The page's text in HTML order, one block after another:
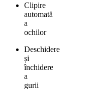
Clipire
automată
a
ochilor
Deschidere
și
închidere
a
gurii